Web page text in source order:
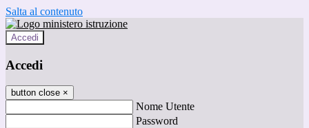
Salta al contenuto
Accedi
Accedi
button close ×
Nome Utente
Password